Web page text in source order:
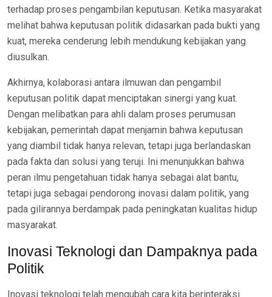
terhadap proses pengambilan keputusan. Ketika masyarakat
melihat bahwa keputusan politik didasarkan pada bukti yang
kuat, mereka cenderung lebih mendukung kebijakan yang
diusulkan.
Akhirnya, kolaborasi antara ilmuwan dan pengambil
keputusan politik dapat menciptakan sinergi yang kuat.
Dengan melibatkan para ahli dalam proses perumusan
kebijakan, pemerintah dapat menjamin bahwa keputusan
yang diambil tidak hanya relevan, tetapi juga berlandaskan
pada fakta dan solusi yang teruji. Ini menunjukkan bahwa
peran ilmu pengetahuan tidak hanya sebagai alat bantu,
tetapi juga sebagai pendorong inovasi dalam politik, yang
pada gilirannya berdampak pada peningkatan kualitas hidup
masyarakat.
Inovasi Teknologi dan Dampaknya pada
Politik
Inovasi teknologi telah mengubah cara kita berinteraksi